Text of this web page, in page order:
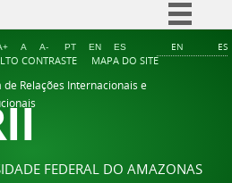
Simplifique!
EN ES
CONTRASTE MAPA DO SITE
A A- PT EN ES
de Relações Internacionais e
FEDERAL DO AMAZONAS